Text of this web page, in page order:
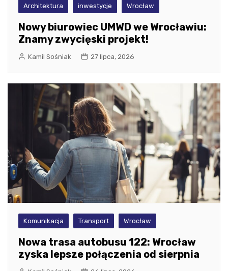
Architektura inwestycje Wrocław
Nowy biurowiec UMWD we Wrocławiu:
Znamy zwycięski projekt!
Kamil Sośniak 27 lipca, 2026
Komunikacja Transport Wrocław
Nowa trasa autobusu 122: Wrocław
zyska lepsze połączenia od sierpnia